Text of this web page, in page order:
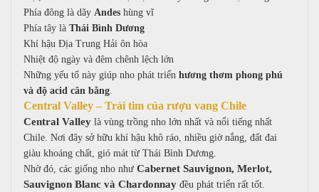
Phía đông là dãy Andes hùng vĩ
Phía tây làThái Bình Dương
Khí hậu Địa Trung Hải ôn hòa
Nhiệt độ ngày và đêm chênh lệch lớn
Những yếu tố này giúp nho phát triểnhương thơm phong phú
và độ acid cân bằng
Central Valley – Trái tim của rượu vang Chile
Central Valley là vùng trồng nho lớn nhất và nổi tiếng nhất
Chile.Nơi đây sở hữu khí hậu khô ráo, nhiều giờ nắng, đất đai
giàu khoáng chất, gió mát từ Thái Bình Dương.
Nhờ đó, các giống nho nhưCabernet Sauvignon, Merlot,
Sauvignon Blanc và Chardonnay đều phát triển rất tốt.